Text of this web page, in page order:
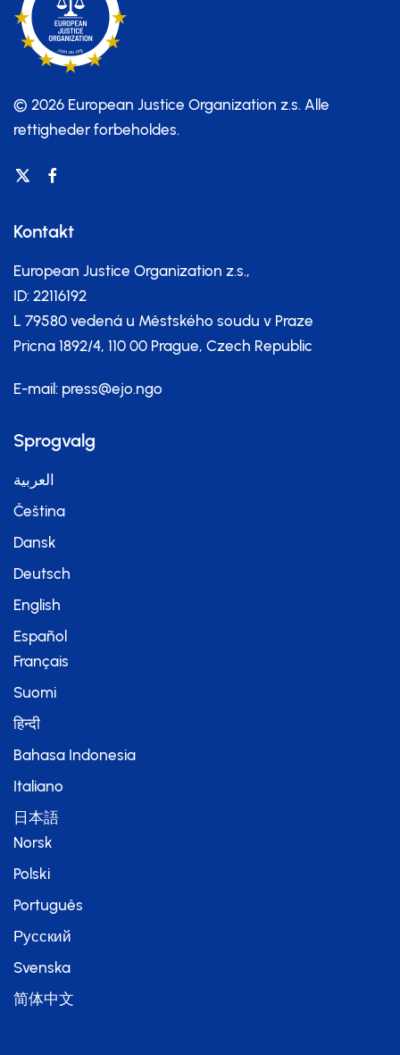
© 2026 European Justice Organization z.s. Alle
rettigheder forbeholdes.
Kontakt
European Justice Organization z.s.,
ID: 22116192
L 79580 vedená u Městského soudu v Praze
Pricna 1892/4, 110 00 Prague, Czech Republic
E-mail: press@ejo.ngo
Sprogvalg
العربية
Čeština
Dansk
Deutsch
English
Español
Français
Suomi
हिन्दी
Bahasa Indonesia
Italiano
日本語
Norsk
Polski
Português
Русский
Svenska
简体中文